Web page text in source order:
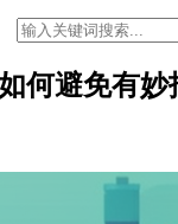
何避免有妙